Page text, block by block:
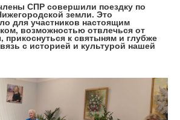
СПР совершили поездку по
земли. Это
для участников настоящим
возможностью отвлечься от
прикоснуться к святыням и глубже
с историей и культурой нашей